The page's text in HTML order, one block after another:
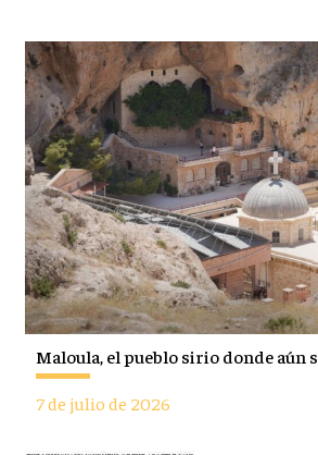
Maloula, el pueblo sirio donde aún
7 de julio de 2026